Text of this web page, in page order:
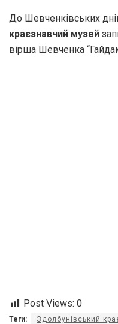
До Шевченківських
краєзнавчий музей
вірша Шевченка
Post Views: 0
Теги: Здолбунівський